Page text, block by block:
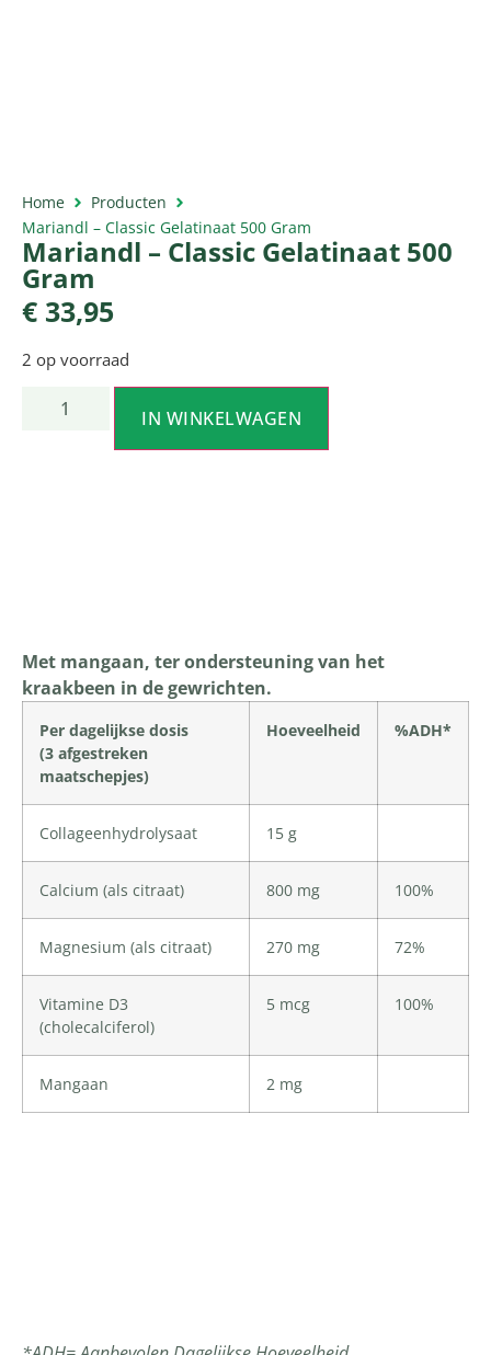
Home
Producten
Mariandl – Classic Gelatinaat 500 Gram
Mariandl – Classic Gelatinaat 500
Gram
€ 33,95
2 op voorraad
IN WINKELWAGEN
Met mangaan, ter ondersteuning van het
kraakbeen in de gewrichten.
Per dagelijkse dosis
(3 afgestreken
maatschepjes)
Hoeveelheid %ADH*
Collageenhydrolysaat 15 g
Calcium (als citraat) 800 mg 100%
Magnesium (als citraat) 270 mg 72%
Vitamine D3
(cholecalciferol)
5 mcg 100%
Mangaan 2 mg